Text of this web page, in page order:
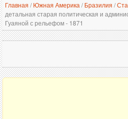
Главная / Южная Америка / Бразилия /
детальная старая политическая и
Гуаяной с рельефом - 1871